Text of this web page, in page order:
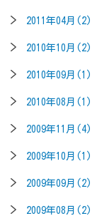
2011年04月(2)
2010年10月(2)
2010年09月(1)
2010年08月(1)
2009年11月(4)
2009年10月(1)
2009年09月(2)
2009年08月(2)